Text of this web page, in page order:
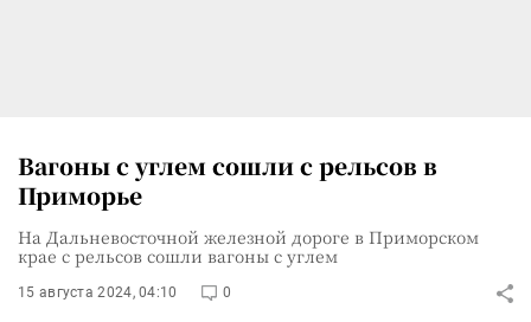
Вагоны с углем сошли с рельсов в
Приморье
На Дальневосточной железной дороге в Приморском
крае с рельсов сошли вагоны с углем
15 августа 2024, 04:10 0